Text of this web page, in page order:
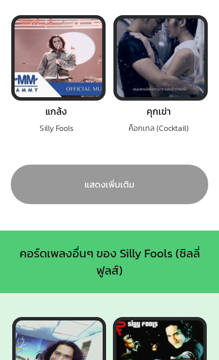
แกล้ง
Silly Fools
คุกเข่า
ค็อกเทล (Cocktail)
แสดงเพิ่มเติม
คอร์ดเพลงอื่นๆ ของ Silly Fools (ซิลลี่
ฟูลส์)